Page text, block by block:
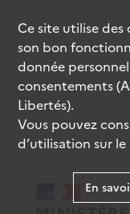
Ce site utilise des
son bon
donnée
consentements
Libertés).
Vous pouvez
d’utilisation sur le
En